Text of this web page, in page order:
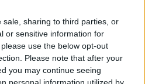
sale, sharing to third parties, or
or sensitive information for
use the below opt-out
Please note that after your
you may continue seeing
personal information utilized by